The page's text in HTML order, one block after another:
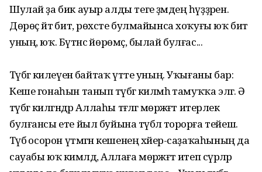
Шулай ҙа бик ауыр алды теге әҙәмдең һүҙҙәрен.
Дөрөҫ әйтә бит, рөхсәте булмайынса хоҡуғы юҡ бит
уның, юҡ. Бүтәнсә йөрөмәҫ, былай булғас...
Тәүбәгә килеүенә байтаҡ үтте уның. Уҡығаны бар:
Кеше гонаһын танып тәүбәгә килмәһә тамуҡҡа эләгә. Ә
тәүбәгә килгәндәр Аллаһы тәғәләгә мөрәжәғәт итерлек
булғансы ете йыл буйына тәүбәлә торорға тейеш.
Тәүбә осорон үтмәгән кешенең хәйер-саҙаҡаһының да
сауабы юҡ кимәлдә, Аллаға мөрәжәғәт итеп сүрәләр